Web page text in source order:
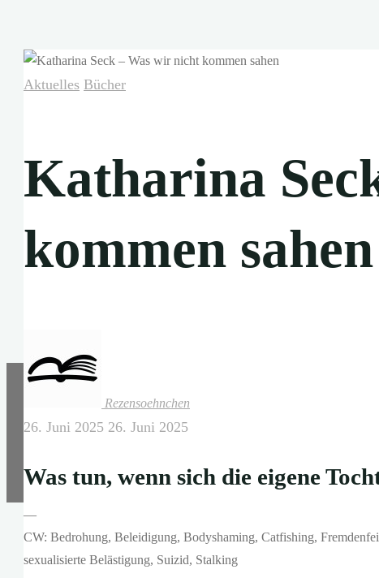
Aktuelles Bücher
Katharina
kommen sahen
Rezensoehnchen
26. Juni 2025 26. Juni 2025
Was tun, wenn sich die eigene
—
CW: Bedrohung, Beleidigung, Bodyshaming, Catfishing,
sexualisierte Belästigung, Suizid, Stalking